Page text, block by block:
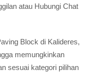
atau Hubungi Chat
Block di Kalideres,
memungkinkan
sesuai kategori pilihan